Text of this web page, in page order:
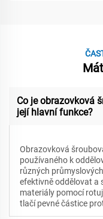
Co je obrazovková
její hlavní funkce?
Obrazovková
používaného k
různých
efektivně oddělovat a
materiály pomocí
tlačí pevné částice